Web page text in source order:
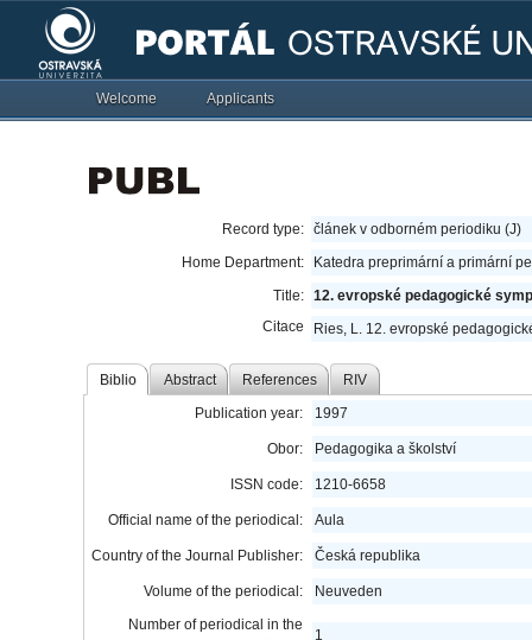
Welcome Applicants
Record type: článek v odborném periodiku (J)
Home Department:
Katedra preprimární a primární
Title: 12. evropské pedagogické
Citace
Ries, L. 12. evropské
Biblio Abstract References RIV
Publication year: 1997
Obor: Pedagogika a školství
ISSN code: 1210-6658
Official name of the periodical: Aula
Country of the Journal Publisher: Česká republika
Volume of the periodical:
Neuveden
Number of periodical in the
1